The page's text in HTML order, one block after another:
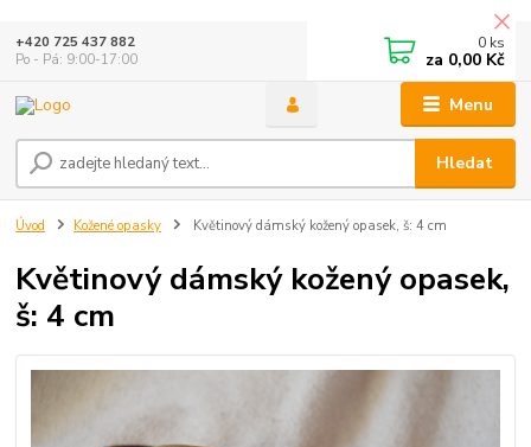
Menu
Hledat
+420 725 437 882
Po - Pá: 9:00-17:00
0 ks
za 0,00 Kč
Úvod Kožené opasky Květinový dámský kožený opasek, š: 4 cm
Květinový dámský kožený opasek,
š: 4 cm